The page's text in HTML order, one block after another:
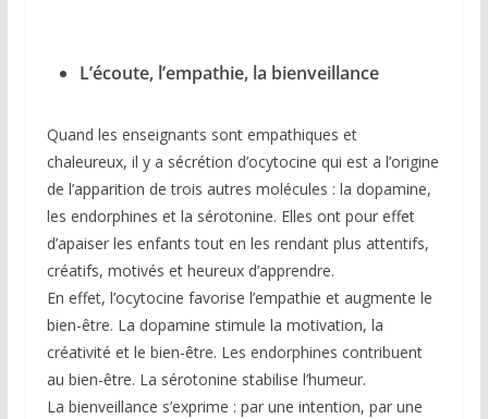
L’écoute, l’empathie, la bienveillance
Quand les enseignants sont empathiques et
chaleureux, il y a sécrétion d’ocytocine qui est a l’origine
de l’apparition de trois autres molécules : la dopamine,
les endorphines et la sérotonine. Elles ont pour effet
d’apaiser les enfants tout en les rendant plus attentifs,
créatifs, motivés et heureux d’apprendre.
En effet, l’ocytocine favorise l’empathie et augmente le
bien-être. La dopamine stimule la motivation, la
créativité et le bien-être. Les endorphines contribuent
au bien-être. La sérotonine stabilise l’humeur.
La bienveillance s’exprime : par une intention, par une